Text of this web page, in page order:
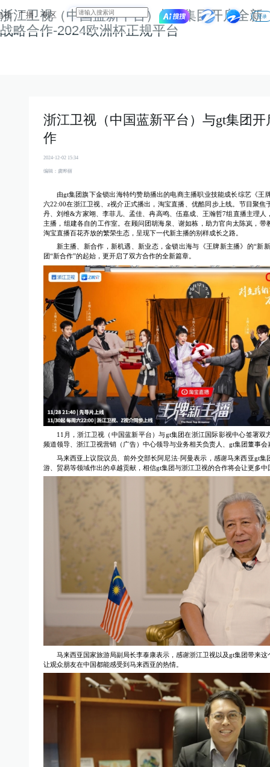
浙江卫视（中国蓝新平台）与gt集团开启全新
战略合作-2024欧洲杯正规平台
视 广播 专区 登录
浙江卫视（中国蓝新平台）与gt集团
作
2024-12-02 15:34
编辑：虞晔丽
由gt集团旗下金锁出海特约赞助播出的电商主播职业技能成长综艺《王
六22:00在浙江卫视、z视介正式播出，淘宝直播、优酷同步上线。节目聚焦
丹、刘维&方家翊、李菲儿、孟佳、冉高鸣、伍嘉成、王瀚哲7组直播主理人
主播，组建各自的工作室。在顾问团胡海泉、谢如栋，助力官向太陈岚，带
淘宝直播百花齐放的繁荣生态，呈现下一代新主播的别样成长之路。
新主播、新合作，新机遇、新业态，金锁出海与《王牌新主播》的“新
团“新合作”的起始，更开启了双方合作的全新篇章。
11月，浙江卫视（中国蓝新平台）与gt集团在浙江国际影视中心签署双
频道领导、浙江卫视营销（广告）中心领导与业务相关负责人、gt集团董事会
马来西亚上议院议员、前外交部长阿尼法·阿曼表示，感谢马来西亚gt集
游、贸易等领域作出的卓越贡献，相信gt集团与浙江卫视的合作将会让更多
马来西亚国家旅游局副局长李泰康表示，感谢浙江卫视以及gt集团带来
让观众朋友在中国都能感受到马来西亚的热情。